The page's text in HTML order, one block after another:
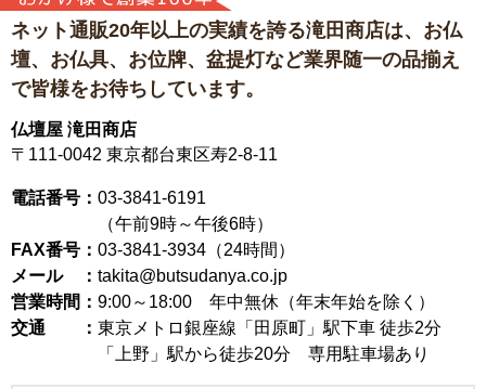
ネット通販20年以上の実績を誇る滝田商店は、 お仏
壇、お仏具、お位牌、盆提灯など業界随一の品揃え
で皆様をお待ちしています。
仏壇屋 滝田商店
〒111-0042 東京都台東区寿2-8-11
電話番号： 03-3841-6191
（午前9時～午後6時）
FAX番号： 03-3841-3934（24時間）
メール ： takita@butsudanya.co.jp
営業時間： 9:00～18:00 年中無休（年末年始を除く）
交通 ： 東京メトロ銀座線「田原町」駅下車 徒歩2分
「上野」駅から徒歩20分 専用駐車場あり